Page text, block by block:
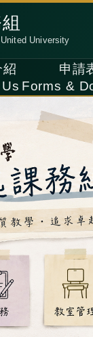
University
申請
Forms &